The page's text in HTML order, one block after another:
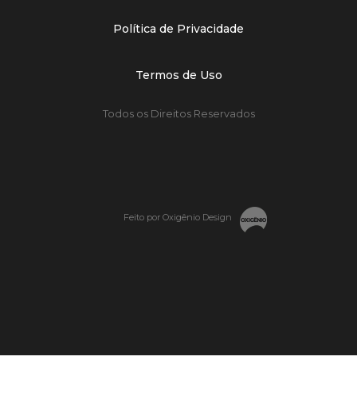
Política de Privacidade
Termos de Uso
Todos os Direitos Reservados
Feito por Oxigênio Design